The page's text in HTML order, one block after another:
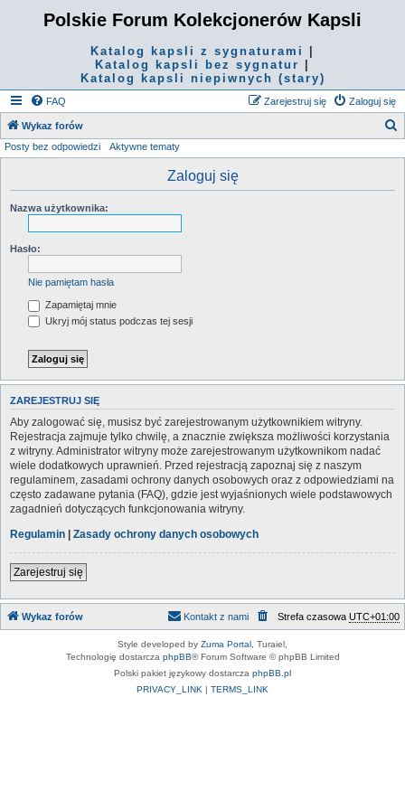
Polskie Forum Kolekcjonerów Kapsli
Katalog kapsli z sygnaturami
Katalog kapsli bez sygnatur
Katalog kapsli niepiwnych (stary)
FAQ Zaloguj się
Zarejestruj się
Wykaz forów
Posty bez odpowiedzi Aktywne tematy
Zaloguj się
Nazwa użytkownika:
Hasło:
Nie pamiętam hasła
Zapamiętaj mnie
Ukryj mój status podczas tej sesji
ZAREJESTRUJ SIĘ
Aby zalogować się, musisz być zarejestrowanym użytkownikiem witryny.
Rejestracja zajmuje tylko chwilę, a znacznie zwiększa możliwości korzystania
z witryny. Administrator witryny może zarejestrowanym użytkownikom nadać
wiele dodatkowych uprawnień. Przed rejestracją zapoznaj się z naszym
regulaminem, zasadami ochrony danych osobowych oraz z odpowiedziami na
często zadawane pytania (FAQ), gdzie jest wyjaśnionych wiele podstawowych
zagadnień dotyczących funkcjonowania witryny.
Regulamin | Zasady ochrony danych osobowych
Zarejestruj się
Wykaz forów Strefa czasowa UTC+01:00
Kontakt z nami
Style developed by Zuma Portal , Turaiel,
Technologię dostarcza phpBB® Forum Software © phpBB Limited
Polski pakiet językowy dostarcza phpBB.pl
PRIVACY_LINK | TERMS_LINK